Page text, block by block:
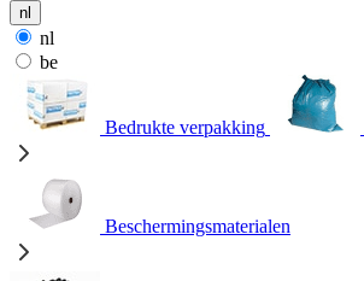
nl
nl
be
Bedrukte verpakking
Beschermingsmaterialen